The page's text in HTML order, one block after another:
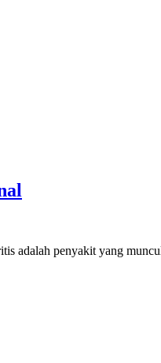
adalah penyakit yang